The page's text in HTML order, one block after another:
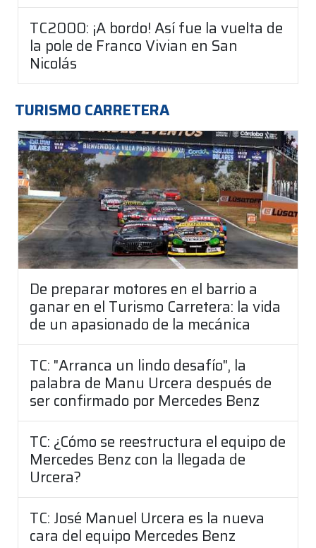
TC2000: ¡A bordo! Así fue la vuelta de
la pole de Franco Vivian en San
Nicolás
TURISMO CARRETERA
De preparar motores en el barrio a
ganar en el Turismo Carretera: la vida
de un apasionado de la mecánica
TC: "Arranca un lindo desafío", la
palabra de Manu Urcera después de
ser confirmado por Mercedes Benz
TC: ¿Cómo se reestructura el equipo de
Mercedes Benz con la llegada de
Urcera?
TC: José Manuel Urcera es la nueva
cara del equipo Mercedes Benz